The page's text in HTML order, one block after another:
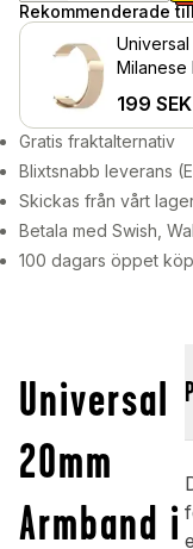
Rekommenderade
Universal
Milanese
199 SEK
Gratis fraktalternativ
Blixtsnabb leverans
Skickas från vårt
Betala med Swish,
100 dagars öppet köp
Universal
20mm
Armband i